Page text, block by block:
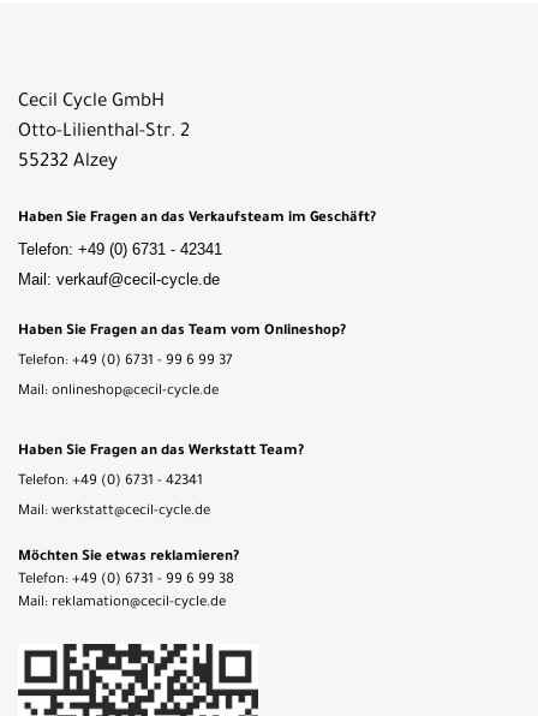
Cecil Cycle GmbH
Otto-Lilienthal-Str. 2
55232 Alzey
Haben Sie Fragen an das Verkaufsteam im Geschäft?
Telefon: +49 (0) 6731 - 42341
Mail: verkauf@cecil-cycle.de
Haben Sie Fragen an das Team vom Onlineshop?
Telefon: +49 (0) 6731 - 99 6 99 37
Mail: onlineshop@cecil-cycle.de
Haben Sie Fragen an das Werkstatt Team?
Telefon: +49 (0) 6731 - 42341
Mail: werkstatt@cecil-cycle.de
Möchten Sie etwas reklamieren?
Telefon: +49 (0) 6731 - 99 6 99 38
Mail: reklamation@cecil-cycle.de